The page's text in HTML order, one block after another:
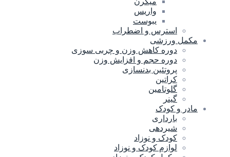
واریس
یبوست
استرس و اضطراب
مکمل ورزشی
دوره کاهش وزن و چربی سوزی
دوره حجم و افزایش وزن
پروتئین بدنسازی
کراتین
گلوتامین
گینر
مادر و کودک
بارداری
شیردهی
کودک و نوزاد
لوازم کودک و نوزاد